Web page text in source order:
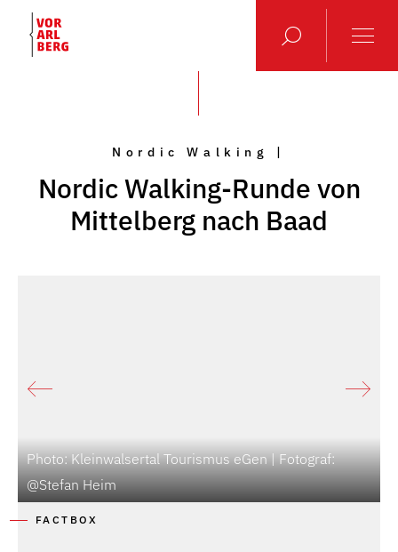
Nordic Walking |
Nordic Walking-Runde von
Mittelberg nach Baad
Photo: Kleinwalsertal Tourismus eGen | Fotograf:
@Stefan Heim
FACTBOX